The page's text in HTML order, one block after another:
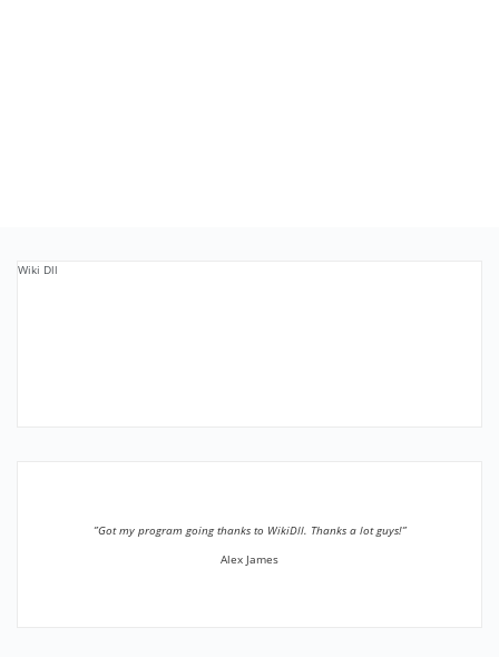
Wiki Dll
”Got my program going thanks to WikiDll. Thanks a lot guys!”
Alex James